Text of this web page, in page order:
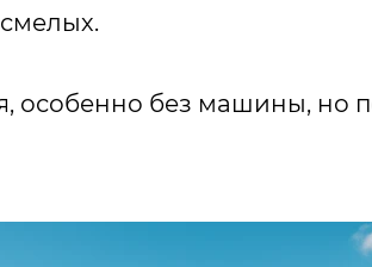
особенно без машины, но